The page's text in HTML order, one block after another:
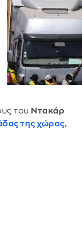
του Ντακάρ
της χώρας,